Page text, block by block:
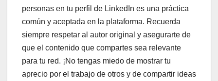
personas en tu perfil de LinkedIn es una práctica
común y aceptada en la plataforma. Recuerda
siempre respetar al autor original y asegurarte de
que el contenido que compartes sea relevante
para tu red. ¡No tengas miedo de mostrar tu
aprecio por el trabajo de otros y de compartir ideas